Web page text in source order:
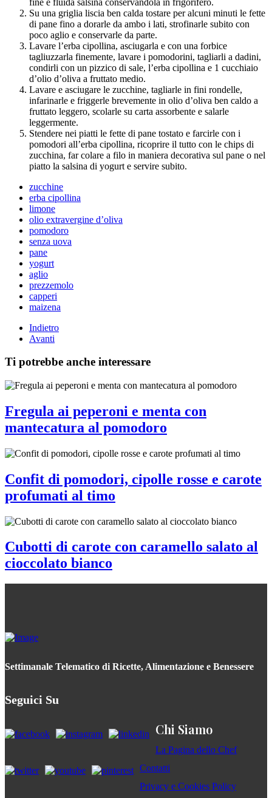
Su una griglia liscia ben calda tostare per alcuni minuti le fette
di pane fino a dorarle da ambo i lati, strofinarle subito con
poco aglio e conservarle da parte.
Lavare l’erba cipollina, asciugarla e con una forbice
tagliuzzarla finemente, lavare i pomodorini, tagliarli a dadini,
condirli con un pizzico di sale, l’erba cipollina e 1 cucchiaio
d’olio d’oliva a fruttato medio.
Lavare e asciugare le zucchine, tagliarle in fini rondelle,
infarinarle e friggerle brevemente in olio d’oliva ben caldo a
fruttato leggero, scolarle su carta assorbente e salarle
leggermente.
Stendere nei piatti le fette di pane tostato e farcirle con i
pomodori all’erba cipollina, ricoprire il tutto con le chips di
zucchina, far colare a filo in maniera decorativa sul pane o nel
piatto la salsina di yogurt e servire subito.
zucchine
erba cipollina
limone
olio extravergine d’oliva
pomodoro
senza uova
pane
yogurt
aglio
prezzemolo
capperi
maizena
Indietro
Avanti
Ti potrebbe anche interessare
Fregula ai peperoni e menta con
mantecatura al pomodoro
Confit di pomodori, cipolle rosse e carote
profumati al timo
Cubotti di carote con caramello salato al
cioccolato bianco
Settimanale Telematico di Ricette, Alimentazione e Benessere
Seguici Su
Chi Siamo
La Pagina dello Chef
Contatti
Privacy e Cookies Policy